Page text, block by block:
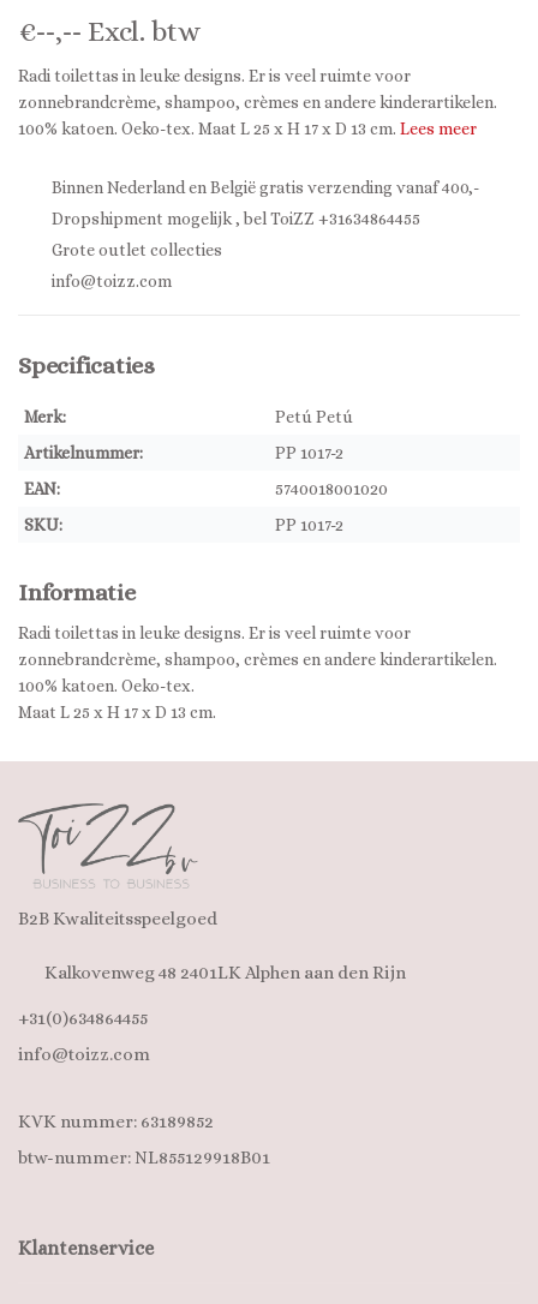
€--,-- Excl. btw
Radi toilettas in leuke designs. Er is veel ruimte voor
zonnebrandcrème, shampoo, crèmes en andere kinderartikelen.
100% katoen. Oeko-tex. Maat L 25 x H 17 x D 13 cm. Lees meer
Binnen Nederland en België gratis verzending vanaf 400,-
Dropshipment mogelijk , bel ToiZZ +31634864455
Grote outlet collecties
info@toizz.com
Specificaties
Merk:
Petú Petú
Artikelnummer:
PP 1017-2
EAN:
5740018001020
SKU:
PP 1017-2
Informatie
Radi toilettas in leuke designs. Er is veel ruimte voor
zonnebrandcrème, shampoo, crèmes en andere kinderartikelen.
100% katoen. Oeko-tex.
Maat L 25 x H 17 x D 13 cm.
B2B Kwaliteitsspeelgoed
Kalkovenweg 48 2401LK Alphen aan den Rijn
+31(0)634864455
info@toizz.com
KVK nummer: 63189852
btw-nummer: NL855129918B01
Klantenservice